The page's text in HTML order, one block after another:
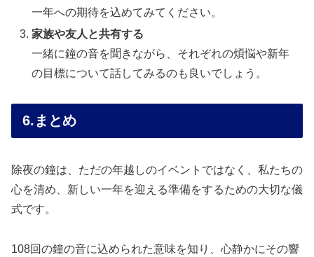
一年への期待を込めてみてください。
家族や友人と共有する
一緒に鐘の音を聞きながら、それぞれの煩悩や新年
の目標について話してみるのも良いでしょう。
6.まとめ
除夜の鐘は、ただの年越しのイベントではなく、私たちの
心を清め、新しい一年を迎える準備をするための大切な儀
式です。
108回の鐘の音に込められた意味を知り、心静かにその響